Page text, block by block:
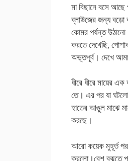
মা বিছানে বসে
ব্লাউজের জন্য বড়ো
কোমর পর্যন্ত
করতে দেখেছি,
অভূতপূর্ব। দেখে
ধীরে ধীরে মায়ের
তে। এর পর যা
হাতের আঙুল মাঝে
করছে।
আরো কয়েক মুহূর্ত
করলো।বেশ বুঝতে